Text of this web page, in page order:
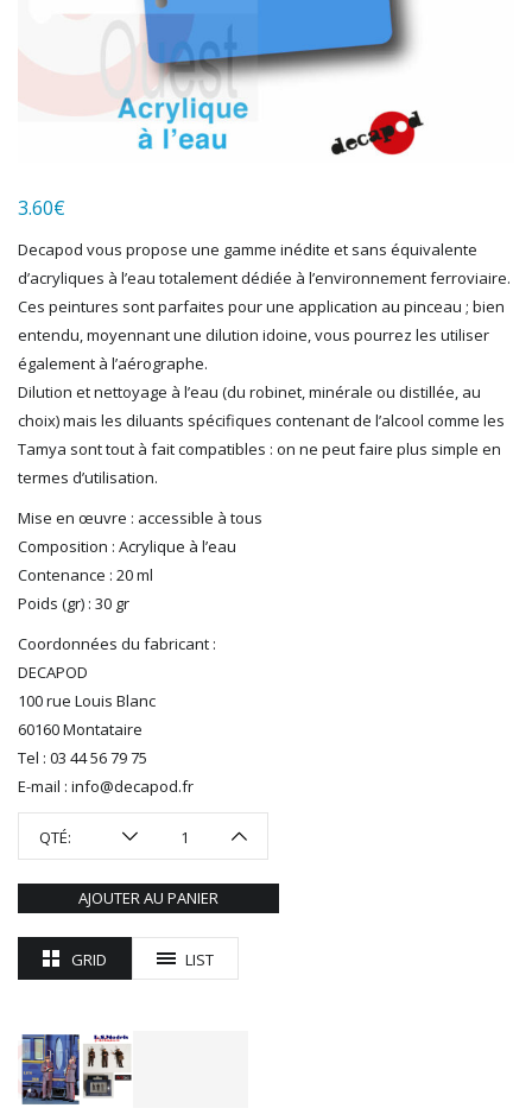
HUMBROL
MAKETTE
MARLKIN
MKD
NOREV
NOVATEUR MODELES
PECO
PG mini
PIKO
PN SUD MODELISME
PREISER
R37
REDUTEX
REE
TAMIYA
TRAINS OUEST
Trains-O-Matic
TRIX
WIKING
WOODLAND SCENICS
3.60€
Decapod vous propose une gamme inédite et sans équivalente
d’acryliques à l’eau totalement dédiée à l’environnement ferroviaire.
Ces peintures sont parfaites pour une application au pinceau ; bien
entendu, moyennant une dilution idoine, vous pourrez les utiliser
également à l’aérographe.
Dilution et nettoyage à l’eau (du robinet, minérale ou distillée, au
choix) mais les diluants spécifiques contenant de l’alcool comme les
Tamya sont tout à fait compatibles : on ne peut faire plus simple en
termes d’utilisation.
Mise en œuvre : accessible à tous
Composition : Acrylique à l’eau
Contenance : 20 ml
Poids (gr) : 30 gr
Coordonnées du fabricant :
DECAPOD
100 rue Louis Blanc
60160 Montataire
Tel : 03 44 56 79 75
E-mail : info@decapod.fr
QTÉ:
AJOUTER AU PANIER
GRID LIST